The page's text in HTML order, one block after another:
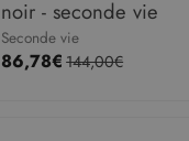
noir - seconde vie
Seconde vie
86,78€ 144,00€